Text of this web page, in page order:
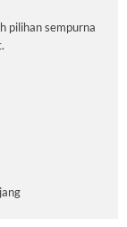
pilihan sempurna